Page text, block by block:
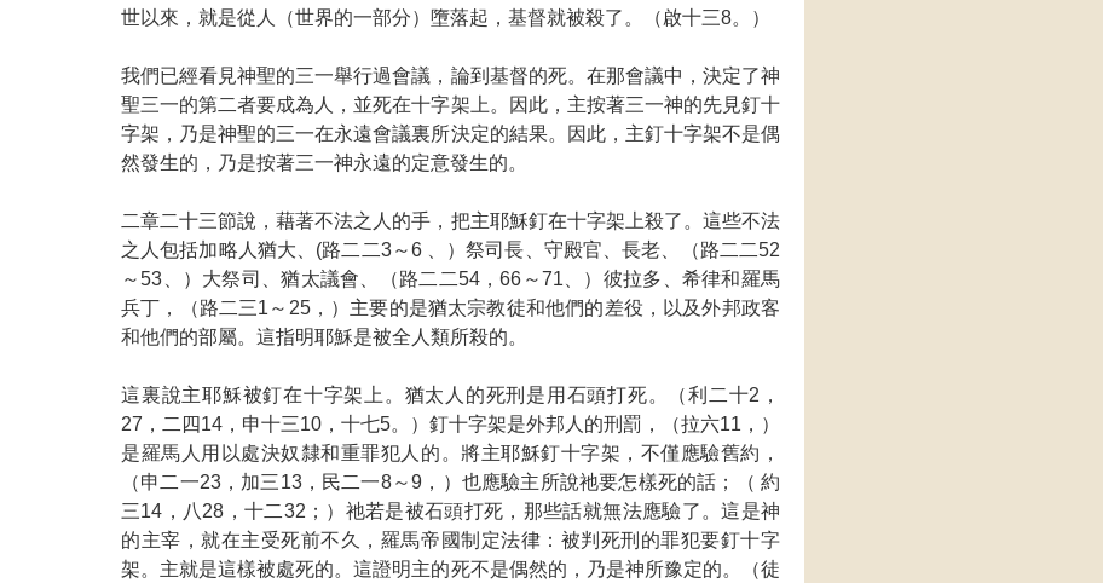
世以來，就是從人（世界的一部分）墮落起，基督就被殺了。（啟十三8。）
我們已經看見神聖的三一舉行過會議，論到基督的死。在那會議中，決定了神
聖三一的第二者要成為人，並死在十字架上。因此，主按著三一神的先見釘十
字架，乃是神聖的三一在永遠會議裏所決定的結果。因此，主釘十字架不是偶
然發生的，乃是按著三一神永遠的定意發生的。
二章二十三節說，藉著不法之人的手，把主耶穌釘在十字架上殺了。這些不法
之人包括加略人猶大、(路二二3～6 、）祭司長、守殿官、長老、（路二二52
～53、）大祭司、猶太議會、（路二二54，66～71、）彼拉多、希律和羅馬
兵丁，（路二三1～25，）主要的是猶太宗教徒和他們的差役，以及外邦政客
和他們的部屬。這指明耶穌是被全人類所殺的。
這裏說主耶穌被釘在十字架上。猶太人的死刑是用石頭打死。（利二十2，
27，二四14，申十三10，十七5。）釘十字架是外邦人的刑罰，（拉六11，）
是羅馬人用以處決奴隸和重罪犯人的。將主耶穌釘十字架，不僅應驗舊約，
（申二一23，加三13，民二一8～9，）也應驗主所說祂要怎樣死的話；（ 約
三14，八28，十二32；）祂若是被石頭打死，那些話就無法應驗了。這是神
的主宰，就在主受死前不久，羅馬帝國制定法律：被判死刑的罪犯要釘十字
架。主就是這樣被處死的。這證明主的死不是偶然的，乃是神所豫定的。（徒